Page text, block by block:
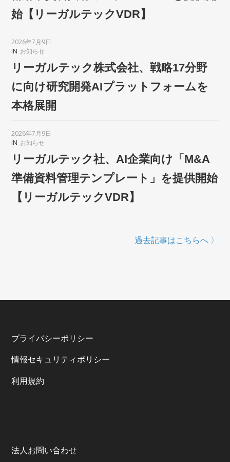
始【リーガルテックVDR】
2026年7月9日
IN お知らせ
リーガルテック株式会社、戦略17分野
に向け研究開発AIプラットフォームを
本格展開
2026年7月9日
IN お知らせ
リーガルテック社、AI企業向け「M&A
準備資料管理テンプレート」を提供開始
【リーガルテックVDR】
過去記事はこちらへ 〉
プライバシーポリシー
情報セキュリティポリシー
利⽤規約
法人お問い合わせ